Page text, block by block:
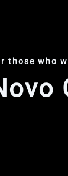
those who